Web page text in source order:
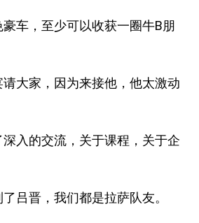
车，至少可以收获一圈牛B朋
大家，因为来接他，他太激动
入的交流，关于课程，关于企
吕晋，我们都是拉萨队友。